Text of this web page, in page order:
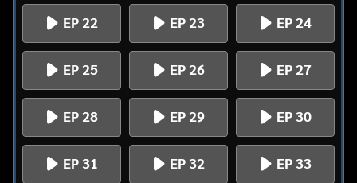
EP 22 EP 23 EP 24
EP 25 EP 26 EP 27
EP 28 EP 29 EP 30
EP 31 EP 32 EP 33